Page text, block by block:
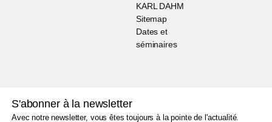
KARL DAHM
Sitemap
Dates et
séminaires
S'abonner à la newsletter
Avec notre newsletter, vous êtes toujours à la pointe de l'actualité.